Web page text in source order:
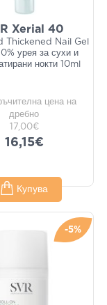
Xerial 40
Thickened Nail Gel
урея за сухи и
нокти 10ml
цена на
дребно
17,00€
16,15€
Купува
-5%